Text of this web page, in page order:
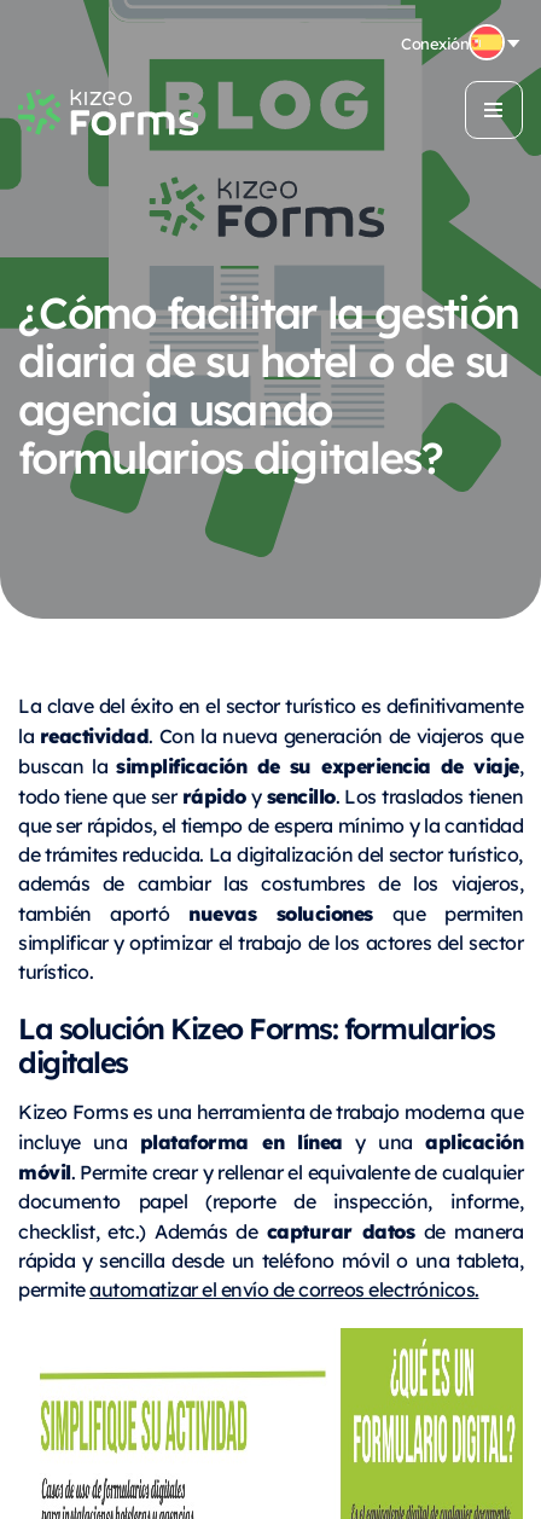
Conexión
¿Cómo facilitar la gestión
diaria de su hotel o de su
agencia usando
formularios digitales?
La clave del éxito en el sector turístico es definitivamente
la reactividad. Con la nueva generación de viajeros que
buscan lasimplificación de su experiencia de viaje,
todo tiene que serrápidoysencillo. Los traslados tienen
que ser rápidos, el tiempo de espera mínimo y la cantidad
de trámites reducida. La digitalización del sector turístico,
además de cambiar las costumbres de los viajeros,
también aportó nuevas solucionesque permiten
simplificar y optimizar el trabajo de los actores del sector
turístico.
La solución Kizeo Forms: formularios
digitales
Kizeo Forms es una herramienta de trabajo moderna que
incluye una plataforma en línea y unaaplicación
móvil. Permite crear y rellenar el equivalente de cualquier
documento papel (reporte de inspección, informe,
checklist, etc.) Además de capturar datosde manera
rápida y sencilla desde un teléfono móvil o una tableta,
permiteautomatizar el envío de correos electrónicos.